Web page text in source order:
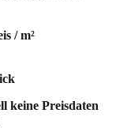
/ m²
keine Preisdaten